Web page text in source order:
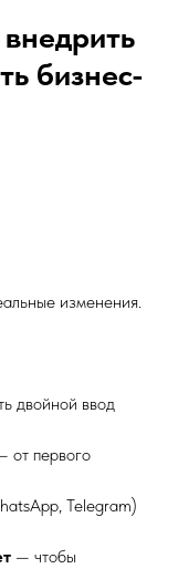
бизнес-
изменения.
двойной ввод
от первого
Telegram)
— чтобы